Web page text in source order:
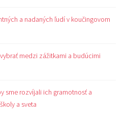
a nadaných ľudí v koučingovom
medzi zážitkami a budúcimi
sme rozvíjali ich gramotnosť a
a sveta